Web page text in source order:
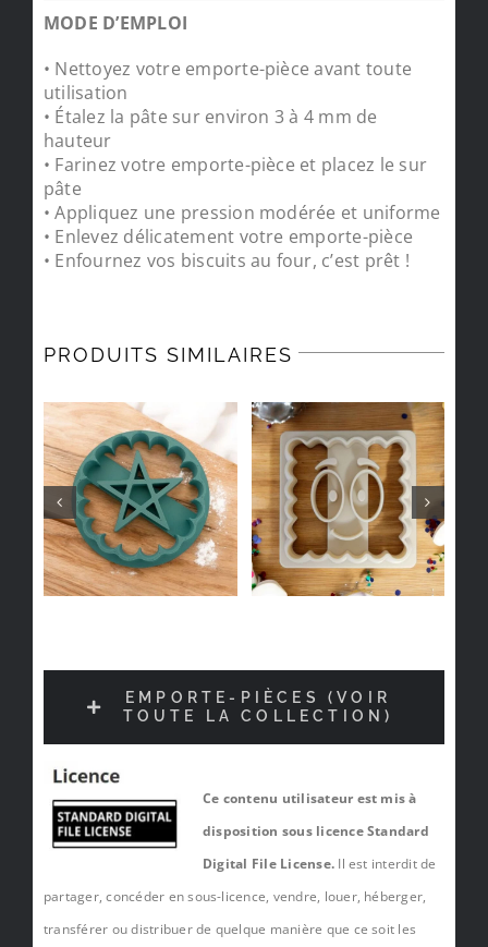
MODE D’EMPLOI
• Nettoyez votre emporte-pièce avant toute
utilisation
• Étalez la pâte sur environ 3 à 4 mm de
hauteur
• Farinez votre emporte-pièce et placez le sur
pâte
• Appliquez une pression modérée et uniforme
• Enlevez délicatement votre emporte-pièce
• Enfournez vos biscuits au four, c’est prêt !
PRODUITS SIMILAIRES
EMPORTE-PIÈCES (VOIR
TOUTE LA COLLECTION)
Ce contenu utilisateur est mis à
disposition sous licence Standard
Digital File License. Il est interdit de
partager, concéder en sous-licence, vendre, louer, héberger,
transférer ou distribuer de quelque manière que ce soit les